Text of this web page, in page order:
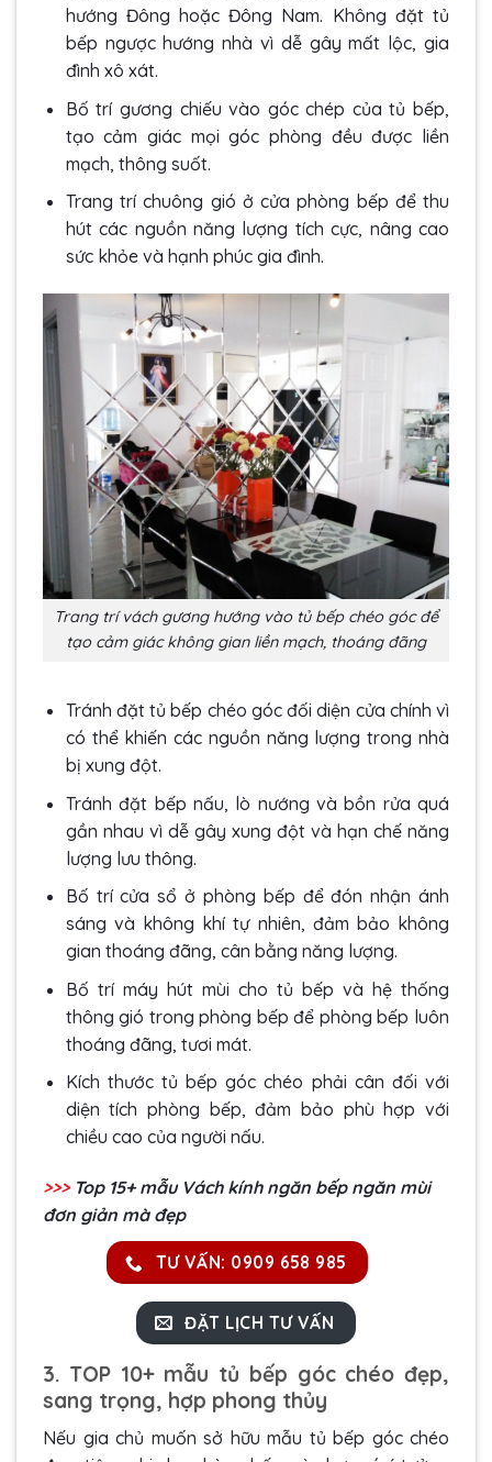
hướng Đông hoặc Đông Nam. Không đặt tủ
bếp ngược hướng nhà vì dễ gây mất lộc, gia
đình xô xát.
Bố trí gương chiếu vào góc chép của tủ bếp,
tạo cảm giác mọi góc phòng đều được liền
mạch, thông suốt.
Trang trí chuông gió ở cửa phòng bếp để thu
hút các nguồn năng lượng tích cực, nâng cao
sức khỏe và hạnh phúc gia đình.
Trang trí vách gương hướng vào tủ bếp chéo góc để
tạo cảm giác không gian liền mạch, thoáng đãng
Tránh đặt tủ bếp chéo góc đối diện cửa chính vì
có thể khiến các nguồn năng lượng trong nhà
bị xung đột.
Tránh đặt bếp nấu, lò nướng và bồn rửa quá
gần nhau vì dễ gây xung đột và hạn chế năng
lượng lưu thông.
Bố trí cửa sổ ở phòng bếp để đón nhận ánh
sáng và không khí tự nhiên, đảm bảo không
gian thoáng đãng, cân bằng năng lượng.
Bố trí máy hút mùi cho tủ bếp và hệ thống
thông gió trong phòng bếp để phòng bếp luôn
thoáng đãng, tươi mát.
Kích thước tủ bếp góc chéo phải cân đối với
diện tích phòng bếp, đảm bảo phù hợp với
chiều cao của người nấu.
>>> Top 15+ mẫu Vách kính ngăn bếp ngăn mùi
đơn giản mà đẹp
TƯ VẤN: 0909 658 985
ĐẶT LỊCH TƯ VẤN
3. TOP 10+ mẫu tủ bếp góc chéo đẹp,
sang trọng, hợp phong thủy
Nếu gia chủ muốn sở hữu mẫu tủ bếp góc chéo